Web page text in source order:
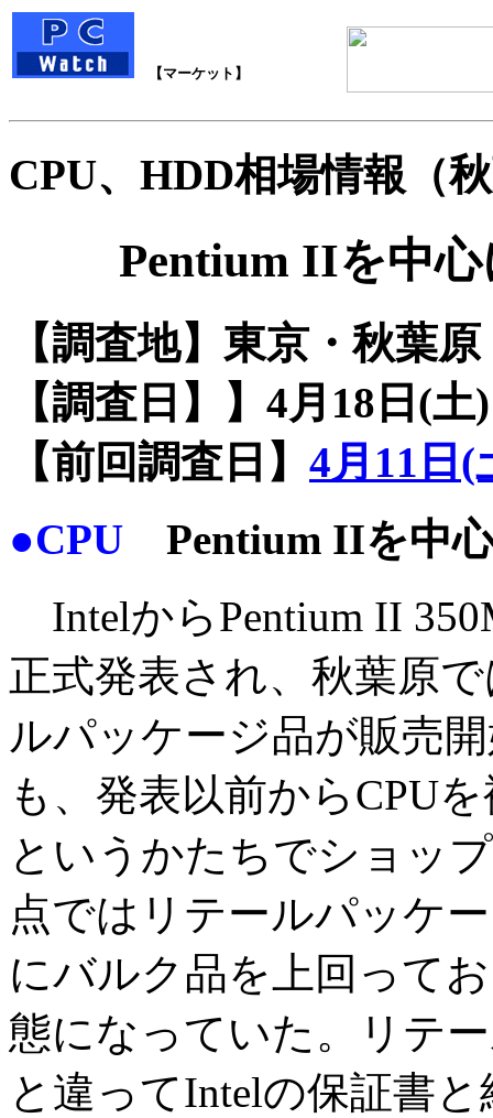
【マーケット】
CPU、HDD相場情報（
Pentium IIを中
【調査地】東京・秋葉原
【調査日】】4月18日(土)
【前回調査日】 4月11日(
●CPU Pentium IIを中
IntelからPentium II
正式発表され、秋葉原
ルパッケージ品が販売
も、発表以前からCPU
というかたちでショッ
点ではリテールパッケ
にバルク品を上回って
態になっていた。リテ
と違ってIntelの保証書